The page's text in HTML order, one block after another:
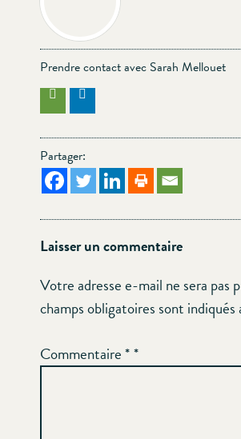
Prendre contact avec Sarah Mellouet
Partager:
Laisser un commentaire
Votre adresse e-mail ne sera pas
champs obligatoires sont indiqués
Commentaire*